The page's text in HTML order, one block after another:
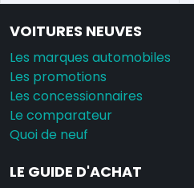
VOITURES NEUVES
Les marques automobiles
Les promotions
Les concessionnaires
Le comparateur
Quoi de neuf
LE GUIDE D'ACHAT